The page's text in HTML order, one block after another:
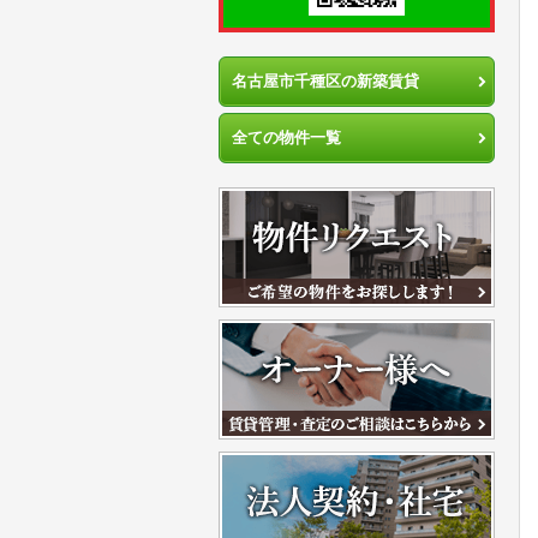
名古屋市千種区の新築賃貸
全ての物件一覧